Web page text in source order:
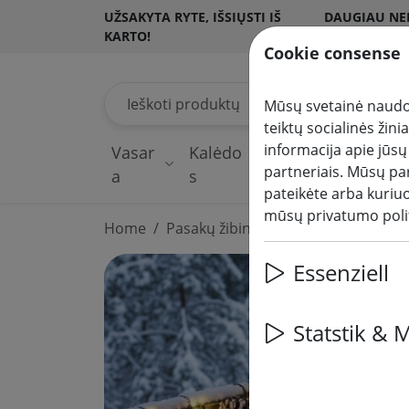
UŽSAKYTA RYTE, IŠSIŲSTI IŠ
KARTO!
DAUGIAU
Vasar
a
Kalėdo
s
Pasakų
žibintai
Home Pasakų žibintai
Cookie consense
Mūsų svetainė
teiktų socialinės
informacija apie
partneriais. Mūsų
pateikėte arba
mūsų privatumo
Essenziell
Statstik &